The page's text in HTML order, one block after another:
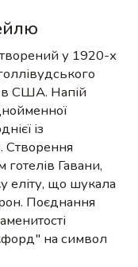
у 1920-х
в США. Напій
із
Створення
Гавани,
еліту, що шукала
Поєднання
на символ